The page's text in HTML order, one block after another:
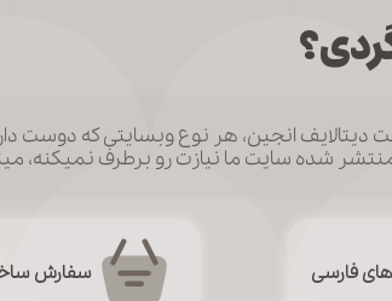
انجین، هر نوع وبسایتی که دوست
شده سایت ما نیازت رو برطرف نمیکنه،
های فارسی سفارش